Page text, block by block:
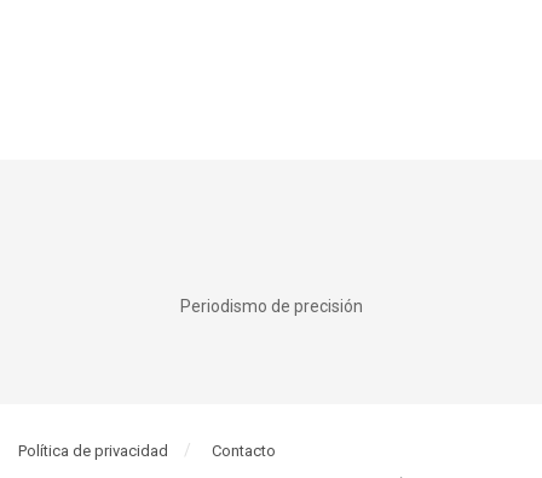
Periodismo de precisión
Política de privacidad Contacto